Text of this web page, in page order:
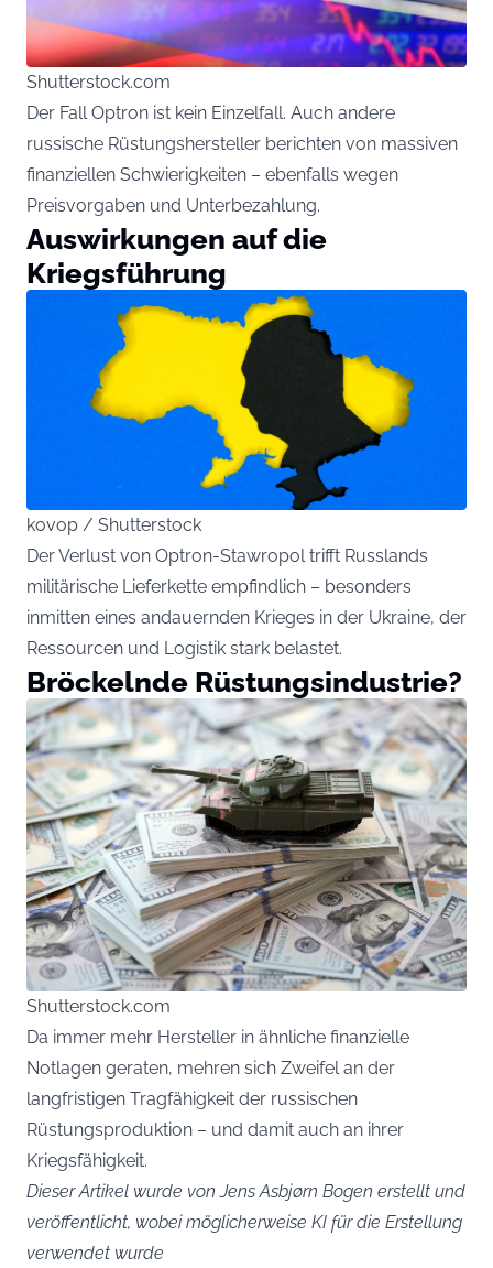
Shutterstock.com
Der Fall Optron ist kein Einzelfall. Auch andere
russische Rüstungshersteller berichten von massiven
finanziellen Schwierigkeiten – ebenfalls wegen
Preisvorgaben und Unterbezahlung.
Auswirkungen auf die
Kriegsführung
kovop / Shutterstock
Der Verlust von Optron-Stawropol trifft Russlands
militärische Lieferkette empfindlich – besonders
inmitten eines andauernden Krieges in der Ukraine, der
Ressourcen und Logistik stark belastet.
Bröckelnde Rüstungsindustrie?
Shutterstock.com
Da immer mehr Hersteller in ähnliche finanzielle
Notlagen geraten, mehren sich Zweifel an der
langfristigen Tragfähigkeit der russischen
Rüstungsproduktion – und damit auch an ihrer
Kriegsfähigkeit.
Dieser Artikel wurde von Jens Asbjørn Bogen erstellt und
veröffentlicht, wobei möglicherweise KI für die Erstellung
verwendet wurde